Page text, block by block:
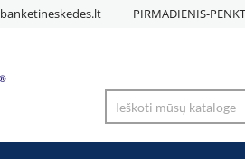
PIRMADIENIS-